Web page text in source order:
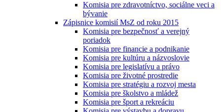
Komisia pre zdravotníctvo, sociálne veci a
bývanie
Zápisnice komisií MsZ od roku 2015
Komisia pre bezpečnosť a verejný
poriadok
Komisia pre financie a podnikanie
Komisia pre kultúru a názvoslovie
Komisia pre legislatívu a právo
Komisia pre životné prostredie
Komisia pre stratégiu a rozvoj mesta
Komisia pre školstvo a mládež
Komisia pre šport a rekreáciu